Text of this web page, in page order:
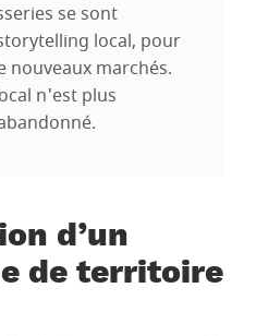
se sont
local, pour
nouveaux marchés.
n'est plus
d’un
de territoire